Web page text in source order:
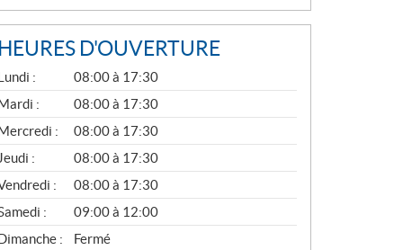
HEURES D'OUVERTURE
Lundi :
08:00 à 17:30
Mardi :
08:00 à 17:30
Mercredi :
08:00 à 17:30
:
08:00 à 17:30
:
08:00 à 17:30
:
09:00 à 12:00
Dimanche :
Fermé